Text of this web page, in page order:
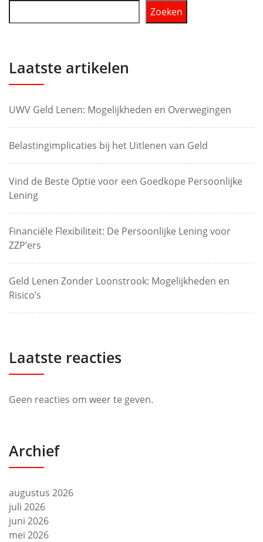
Zoeken
Laatste artikelen
UWV Geld Lenen: Mogelijkheden en Overwegingen
Belastingimplicaties bij het Uitlenen van Geld
Vind de Beste Optie voor een Goedkope Persoonlijke
Lening
Financiële Flexibiliteit: De Persoonlijke Lening voor
ZZP’ers
Geld Lenen Zonder Loonstrook: Mogelijkheden en
Risico’s
Laatste reacties
Geen reacties om weer te geven.
Archief
augustus 2026
juli 2026
juni 2026
mei 2026